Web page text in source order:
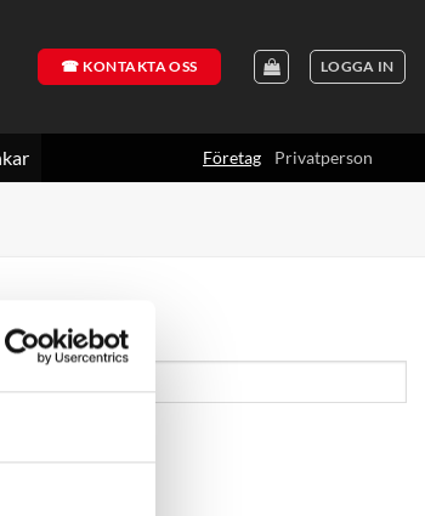
☎ KONTAKTA OSS LOGGA IN
Företag Privatperson